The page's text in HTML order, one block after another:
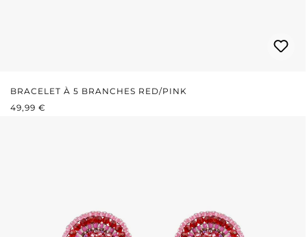
BRACELET À 5 BRANCHES RED/PINK
PRIX RÉGULIER :
49,99 €